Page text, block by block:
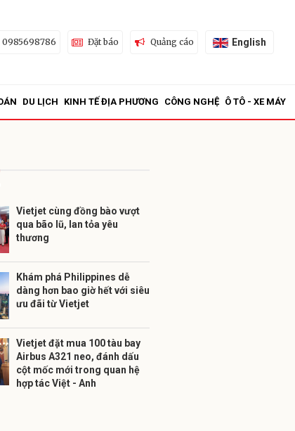
0985698786 Đặt báo Quảng cáo English
DU LỊCH KINH TẾ ĐỊA PHƯƠNG CÔNG NGHỆ Ô TÔ - XE MÁY
Vietjet cùng đồng bào vượt
qua bão lũ, lan tỏa yêu
thương
Khám phá Philippines dễ
dàng hơn bao giờ hết với siêu
ưu đãi từ Vietjet
Vietjet đặt mua 100 tàu bay
Airbus A321 neo, đánh dấu
cột mốc mới trong quan hệ
hợp tác Việt - Anh